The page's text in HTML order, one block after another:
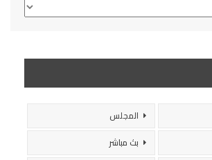
المجلس
بث مباشر